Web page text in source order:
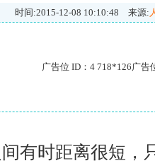
时间:2015-12-08 10:10:48 来源:
广告位 ID：4 718*126广告
有时距离很短，